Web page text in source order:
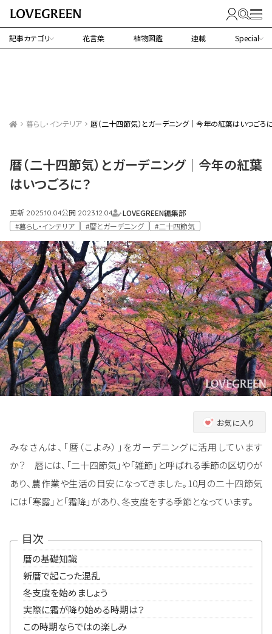
記事カテゴリ 花言葉 植物図鑑 連載 Special
暮らし・インテリア 暦（二十四節気）とガーデニング｜今年の紅葉はいつごろ
暦（二十四節気）とガーデニング｜今年の紅葉
はいつごろに？
更新 2025.10.04公開 2023.12.04
LOVEGREEN編集部
#暮らし・インテリア
#暦とガーデニング #二十四節気
お気に入り
みなさんは、「暦（こよみ）」をガーデニングに活用しています
か？ 暦には、「二十四節気」や「雑節」と呼ばれる季節の区切りが
あり、農作業や生活の目安になってきました。10月の二十四節気
には「寒露」と「霜降」があり、冬支度をする季節となっています。
目次
暦の基礎知識
新暦で起こった混乱
冬支度を始めましょう
実際に霜が降り始める時期は？
この時期ならではの楽しみ